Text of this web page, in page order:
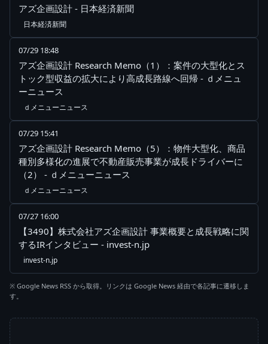
アズ企画設計 - 日本経済新聞
日本経済新聞
07/29 18:48
アズ企画設計 Research Memo（1）：案件の大型化とス
トック型収益の拡大により高成長路線へ回帰 - ｄメニュ
ーニュース
ｄメニューニュース
07/29 15:41
アズ企画設計 Research Memo（5）：物件大型化、商品
種別多様化の進展で不動産販売事業が成長ドライバーに
（2） - ｄメニューニュース
ｄメニューニュース
07/27 16:00
【3490】株式会社アズ企画設計 事業概要と成長戦略に関
するIRインタビュー - invest-n.jp
invest-n.jp
※ Google News RSS から取得。リンクは Google News 経由で各記事に遷移しま
す。